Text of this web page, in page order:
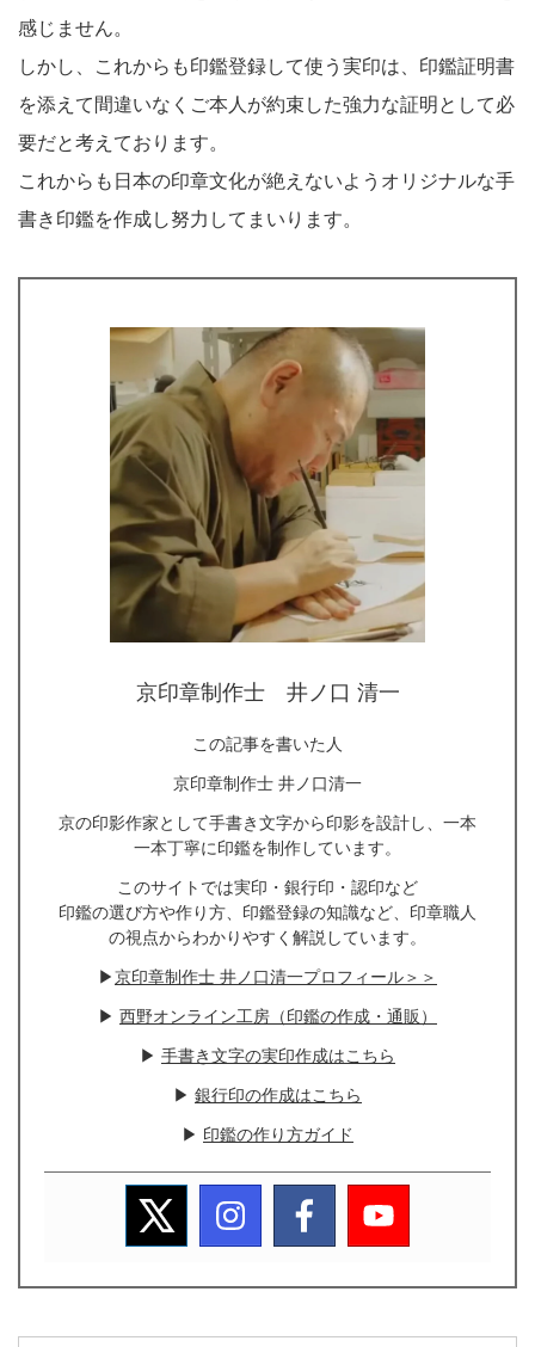
感じません。
しかし、これからも印鑑登録して使う実印は、印鑑証明書
を添えて間違いなくご本人が約束した強力な証明として必
要だと考えております。
これからも日本の印章文化が絶えないようオリジナルな手
書き印鑑を作成し努力してまいります。
京印章制作士 井ノ口 清一
この記事を書いた人
京印章制作士 井ノ口清一
京の印影作家として手書き文字から印影を設計し、一本
一本丁寧に印鑑を制作しています。
このサイトでは実印・銀行印・認印など
印鑑の選び方や作り方、印鑑登録の知識など、印章職人
の視点からわかりやすく解説しています。
▶京印章制作士 井ノ口清一プロフィール＞＞
▶ 西野オンライン工房（印鑑の作成・通販）
▶ 手書き文字の実印作成はこちら
▶ 銀行印の作成はこちら
▶ 印鑑の作り方ガイド